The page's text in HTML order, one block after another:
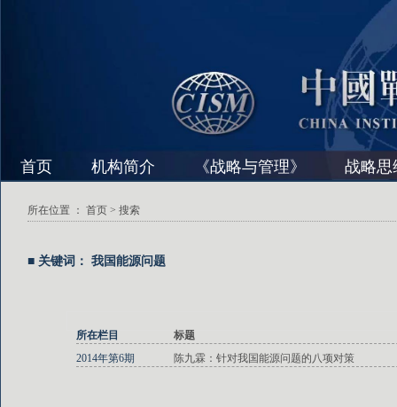
首页 机构简介 《战略与管理》 战略思
所在位置 ： 首页 > 搜索
■ 关键词： 我国能源问题
所在栏目
标题
2014年第6期
陈九霖：针对我国能源问题的八项对策